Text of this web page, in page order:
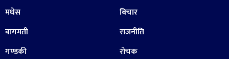
मधेस
बागमती
गण्डकी
बिचार
राजनीति
रोचक